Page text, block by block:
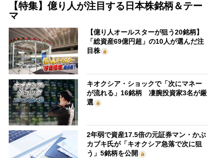
【特集】億り人が注目する日本株銘柄＆テー
マ
【億り人オールスターが狙う20銘柄】
「総資産69億円超」の10人が選んだ注
目株
キオクシア・ショックで「次にマネー
が流れる」16銘柄 凄腕投資家3名が厳
選
2年弱で資産17.5倍の元証券マン・かぶ
カブキ氏が「キオクシア急落で次に狙
う」5銘柄を公開